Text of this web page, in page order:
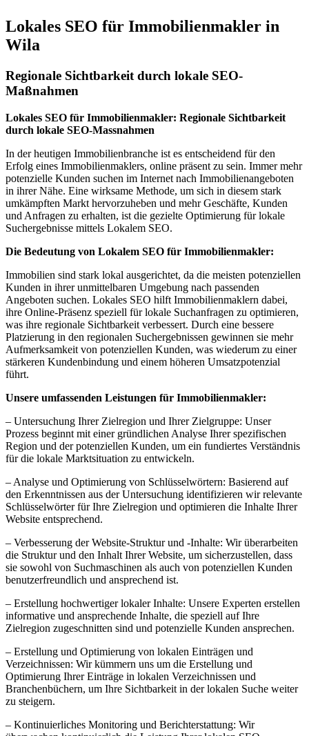
Lokales SEO für Immobilienmakler in
Wila
Regionale Sichtbarkeit durch lokale SEO-
Maßnahmen
Lokales SEO für Immobilienmakler: Regionale Sichtbarkeit
durch lokale SEO-Massnahmen
In der heutigen Immobilienbranche ist es entscheidend für den
Erfolg eines Immobilienmaklers, online präsent zu sein. Immer mehr
potenzielle Kunden suchen im Internet nach Immobilienangeboten
in ihrer Nähe. Eine wirksame Methode, um sich in diesem stark
umkämpften Markt hervorzuheben und mehr Geschäfte, Kunden
und Anfragen zu erhalten, ist die gezielte Optimierung für lokale
Suchergebnisse mittels Lokalem SEO.
Die Bedeutung von Lokalem SEO für Immobilienmakler:
Immobilien sind stark lokal ausgerichtet, da die meisten potenziellen
Kunden in ihrer unmittelbaren Umgebung nach passenden
Angeboten suchen. Lokales SEO hilft Immobilienmaklern dabei,
ihre Online-Präsenz speziell für lokale Suchanfragen zu optimieren,
was ihre regionale Sichtbarkeit verbessert. Durch eine bessere
Platzierung in den regionalen Suchergebnissen gewinnen sie mehr
Aufmerksamkeit von potenziellen Kunden, was wiederum zu einer
stärkeren Kundenbindung und einem höheren Umsatzpotenzial
führt.
Unsere umfassenden Leistungen für Immobilienmakler:
– Untersuchung Ihrer Zielregion und Ihrer Zielgruppe: Unser
Prozess beginnt mit einer gründlichen Analyse Ihrer spezifischen
Region und der potenziellen Kunden, um ein fundiertes Verständnis
für die lokale Marktsituation zu entwickeln.
– Analyse und Optimierung von Schlüsselwörtern: Basierend auf
den Erkenntnissen aus der Untersuchung identifizieren wir relevante
Schlüsselwörter für Ihre Zielregion und optimieren die Inhalte Ihrer
Website entsprechend.
– Verbesserung der Website-Struktur und -Inhalte: Wir überarbeiten
die Struktur und den Inhalt Ihrer Website, um sicherzustellen, dass
sie sowohl von Suchmaschinen als auch von potenziellen Kunden
benutzerfreundlich und ansprechend ist.
– Erstellung hochwertiger lokaler Inhalte: Unsere Experten erstellen
informative und ansprechende Inhalte, die speziell auf Ihre
Zielregion zugeschnitten sind und potenzielle Kunden ansprechen.
– Erstellung und Optimierung von lokalen Einträgen und
Verzeichnissen: Wir kümmern uns um die Erstellung und
Optimierung Ihrer Einträge in lokalen Verzeichnissen und
Branchenbüchern, um Ihre Sichtbarkeit in der lokalen Suche weiter
zu steigern.
– Kontinuierliches Monitoring und Berichterstattung: Wir